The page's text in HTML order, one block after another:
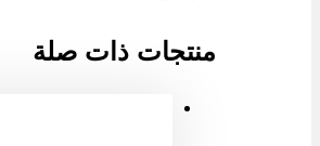
منتجات ذات صلة